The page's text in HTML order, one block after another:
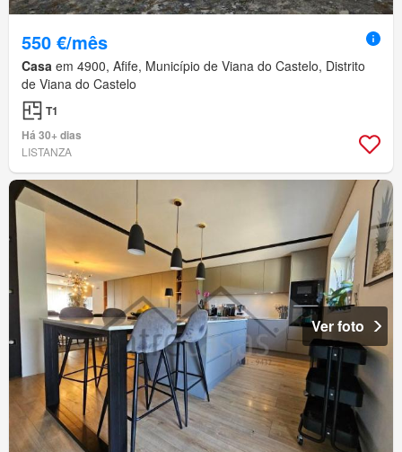
550 €/mês
Casa em 4900, Afife, Município de Viana do Castelo, Distrito
de Viana do Castelo
T1
Há 30+ dias
LISTANZA
Ver foto